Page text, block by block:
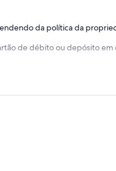
da política da
de débito ou depósito